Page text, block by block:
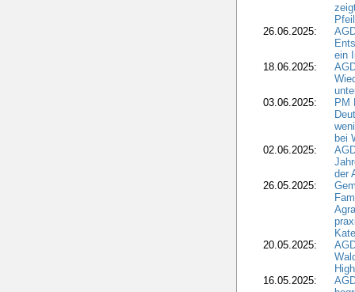
26.06.2025:
ein
18.06.2025:
03.06.2025:
PM
bei
02.06.2025:
der
26.05.2025:
20.05.2025:
16.05.2025: